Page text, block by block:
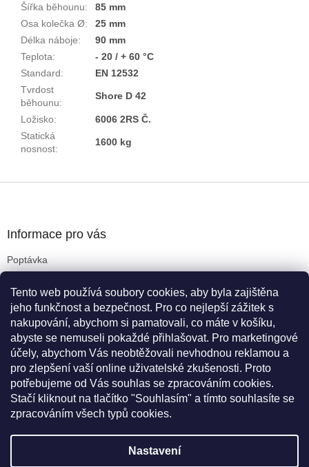
Tento web používá soubory cookies, aby byla zajištěna
jeho funkčnost a bezpečnost. Pro co nejlepší zážitek s
nakupování, abychom si pamatovali, co máte v košíku,
abyste se nemuseli pokaždé přihlašovat. Pro marketingové
účely, abychom Vás neobtěžovali nevhodnou reklamou a
pro zlepšení vaší online uživatelské zkušenosti. Proto
potřebujeme od Vás souhlas se zpracováním cookies.
Stačí kliknout na tlačítko "Souhlasím" a tímto souhlasíte se
zpracováním všech typů cookies.
Nastavení
Šířka běhounu:
85 mm
Osa kolečka Ø:
25 mm
Délka náboje:
90 mm
Teplota:
- 20 / + 60 °C
Standard:
EN 12532
Tvrdost
běhounu:
Shore D 42
Ložisko:
6006 2RS Č.
Statická
nosnost:
1600 kg
Informace pro vás
Poptávka
Podmínky ochrany osobních údajů
Reklamační řád
Kritéria pro výběr koleček
Doprava a platba
Cookies
Novinky